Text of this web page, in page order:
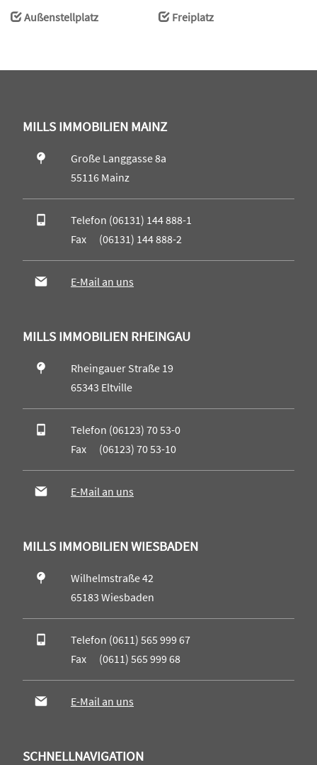
Außenstellplatz Freiplatz
MILLS IMMOBILIEN MAINZ
Große Langgasse 8a
55116 Mainz
Telefon (06131) 144 888-1
Fax (06131) 144 888-2
E-Mail an uns
MILLS IMMOBILIEN RHEINGAU
Rheingauer Straße 19
65343 Eltville
Telefon (06123) 70 53-0
Fax (06123) 70 53-10
E-Mail an uns
MILLS IMMOBILIEN WIESBADEN
Wilhelmstraße 42
65183 Wiesbaden
Telefon (0611) 565 999 67
Fax (0611) 565 999 68
E-Mail an uns
SCHNELLNAVIGATION